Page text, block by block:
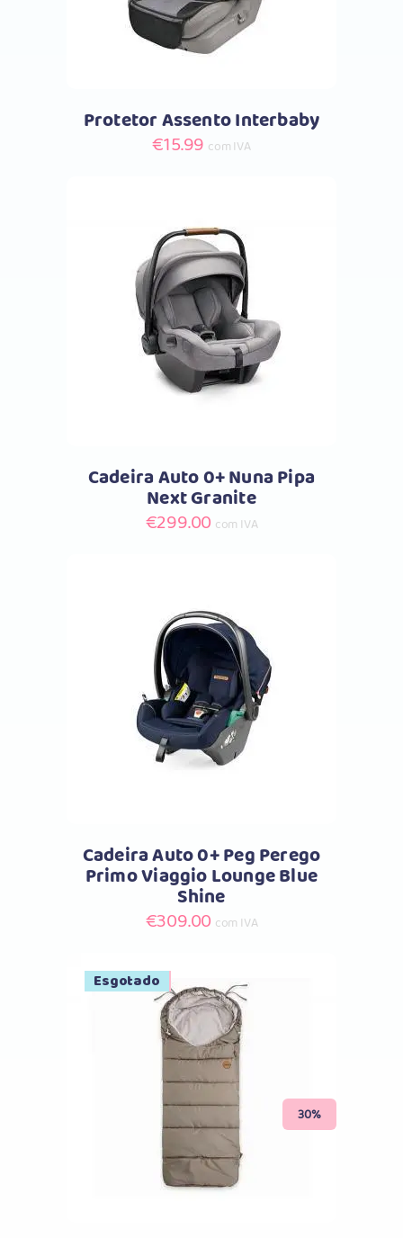
Protetor Assento Interbaby
€15.99 com IVA
Comprar
Cadeira Auto 0+ Nuna Pipa
Next Granite
€299.00 com IVA
Comprar
Cadeira Auto 0+ Peg Perego
Primo Viaggio Lounge Blue
Shine
€309.00 com IVA
Promoção
Esgotado
30%
Comprar